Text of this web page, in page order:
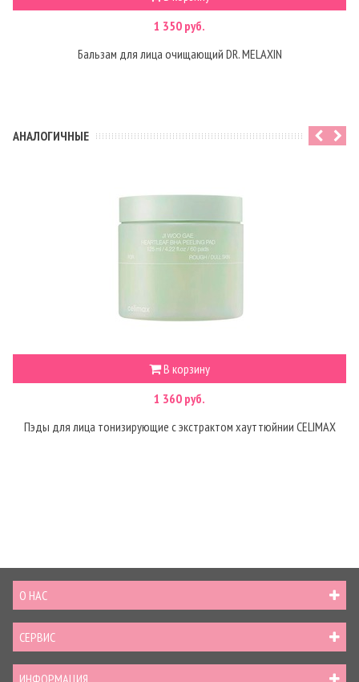
1 350 руб.
Бальзам для лица очищающий DR. MELAXIN
АНАЛОГИЧНЫЕ
В корзину
1 360 руб.
Пэды для лица тонизирующие с экстрактом хауттюйнии CELIMAX
О НАС
СЕРВИС
ИНФОРМАЦИЯ